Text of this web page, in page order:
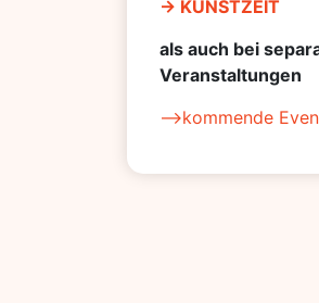
-> KUNSTZEIT
als auch bei
Veranstaltungen
–>kommende